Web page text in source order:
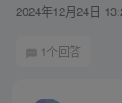
2024年12月24日
1个回答